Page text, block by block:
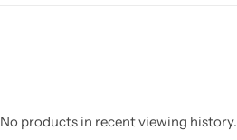
No products in recent viewing history.